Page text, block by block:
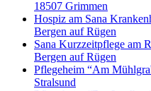
18507 Grimmen
Hospiz am Sana
Bergen auf Rügen
Sana Kurzzeitpflege am
Bergen auf Rügen
Pflegeheim “Am
Stralsund